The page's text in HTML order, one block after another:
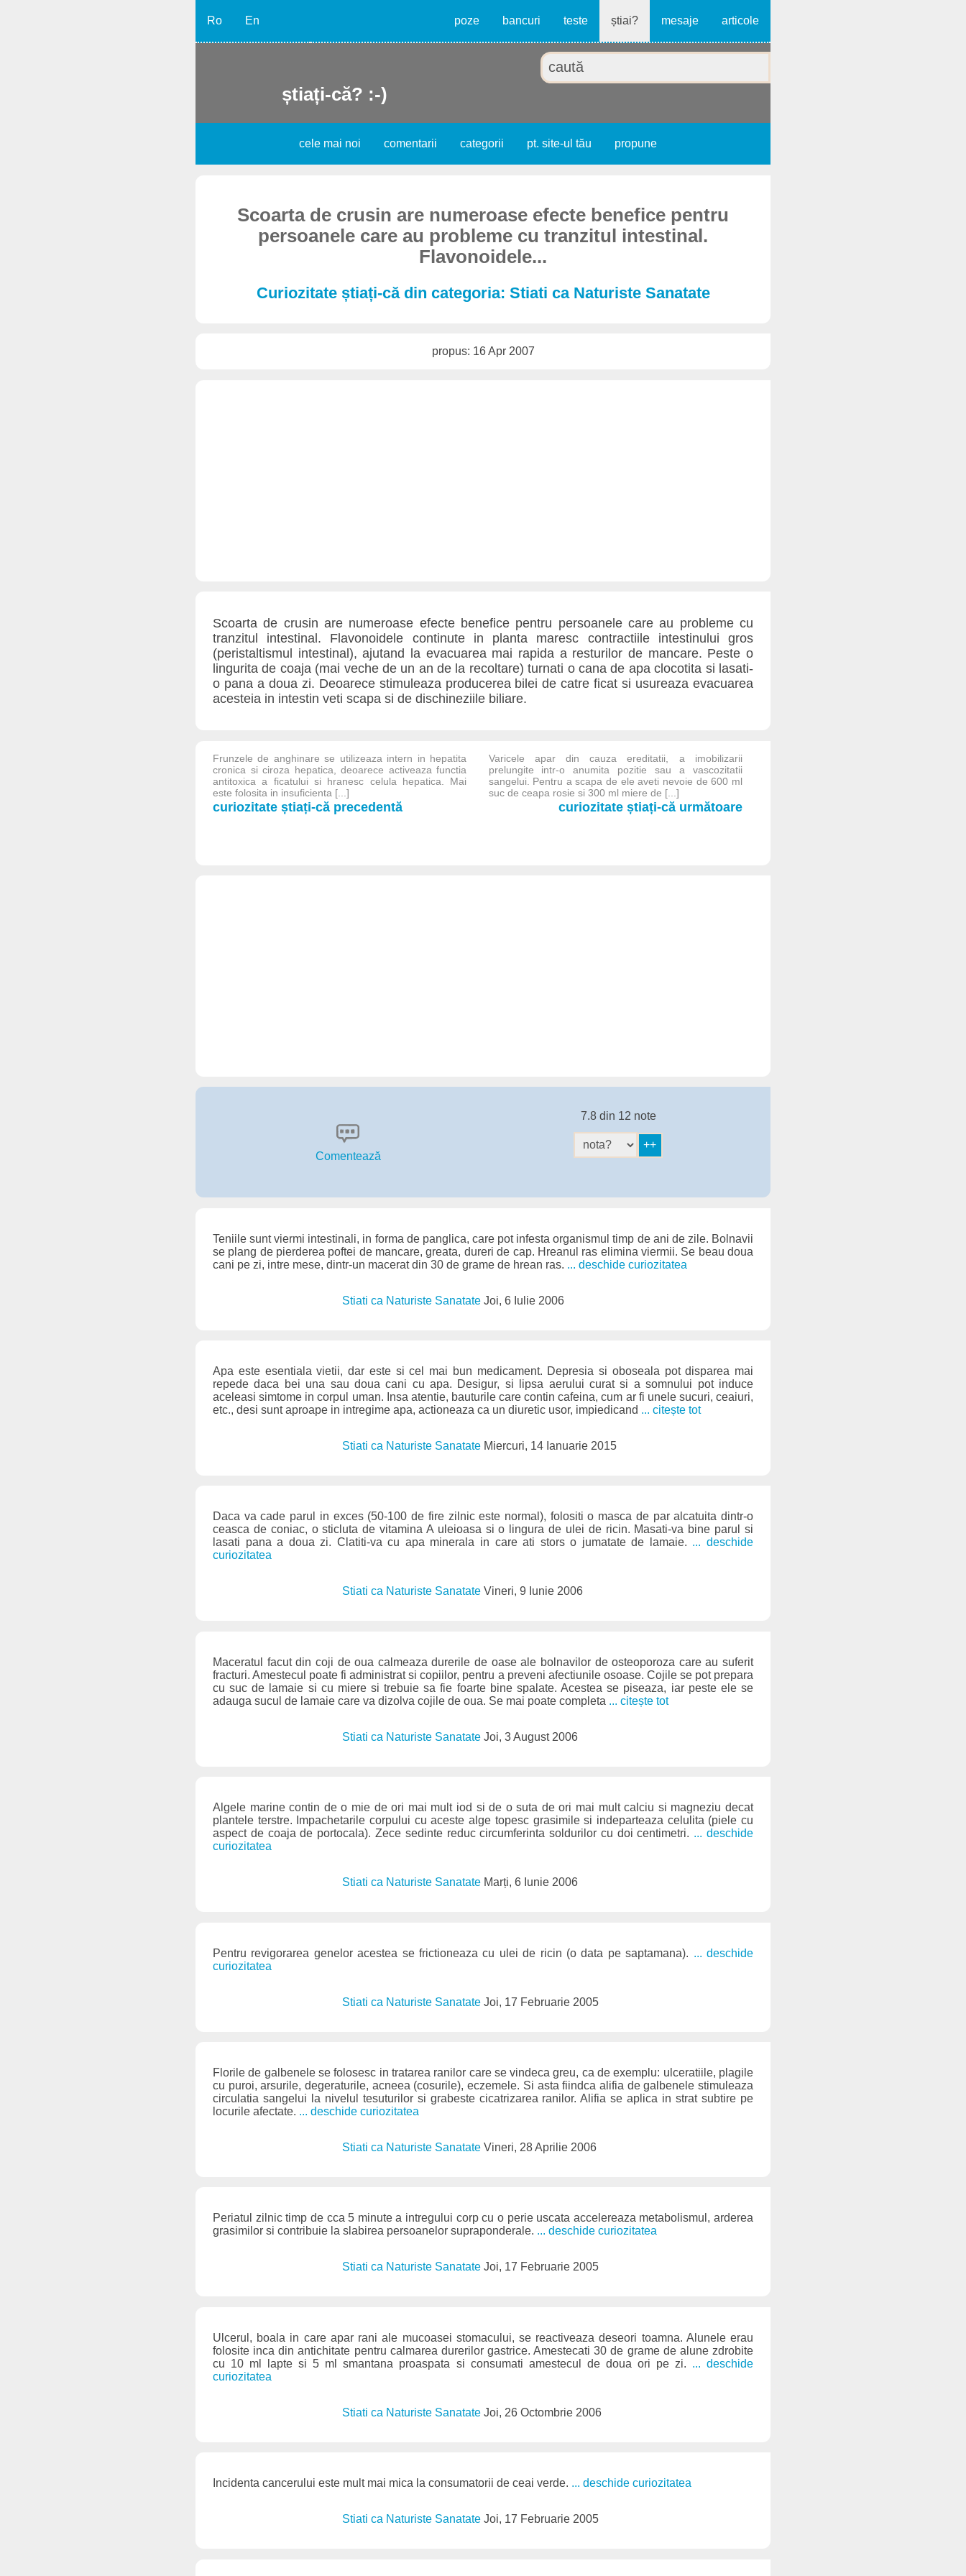
Ro En poze bancuri teste știai? mesaje articole
știați-că? :-)
cele mai noi comentarii categorii pt. site-ul tău propune
Scoarta de crusin are numeroase efecte benefice pentru
persoanele care au probleme cu tranzitul intestinal.
Flavonoidele...
Curiozitate știați-că din categoria: Stiati ca Naturiste Sanatate
propus: 16 Apr 2007
Scoarta de crusin are numeroase efecte benefice pentru persoanele care au probleme cu
tranzitul intestinal. Flavonoidele continute in planta maresc contractiile intestinului gros
(peristaltismul intestinal), ajutand la evacuarea mai rapida a resturilor de mancare. Peste o
lingurita de coaja (mai veche de un an de la recoltare) turnati o cana de apa clocotita si lasati-
o pana a doua zi. Deoarece stimuleaza producerea bilei de catre ficat si usureaza evacuarea
acesteia in intestin veti scapa si de dischineziile biliare.
Frunzele de anghinare se utilizeaza intern in hepatita
cronica si ciroza hepatica, deoarece activeaza functia
antitoxica a ficatului si hranesc celula hepatica. Mai
este folosita in insuficienta [...]
curiozitate știați-că precedentă
Varicele apar din cauza ereditatii, a imobilizarii
prelungite intr-o anumita pozitie sau a vascozitatii
sangelui. Pentru a scapa de ele aveti nevoie de 600 ml
suc de ceapa rosie si 300 ml miere de [...]
curiozitate știați-că următoare
Comentează
7.8 din 12 note
Teniile sunt viermi intestinali, in forma de panglica, care pot infesta organismul timp de ani de zile. Bolnavii
se plang de pierderea poftei de mancare, greata, dureri de cap. Hreanul ras elimina viermii. Se beau doua
cani pe zi, intre mese, dintr-un macerat din 30 de grame de hrean ras. ... deschide curiozitatea
Stiati ca Naturiste SanatateJoi, 6 Iulie 2006
Apa este esentiala vietii, dar este si cel mai bun medicament. Depresia si oboseala pot disparea mai
repede daca bei una sau doua cani cu apa. Desigur, si lipsa aerului curat si a somnului pot induce
aceleasi simtome in corpul uman. Insa atentie, bauturile care contin cafeina, cum ar fi unele sucuri, ceaiuri,
etc., desi sunt aproape in intregime apa, actioneaza ca un diuretic usor, impiedicand ... citește tot
Stiati ca Naturiste Sanatate Miercuri, 14 Ianuarie 2015
Daca va cade parul in exces (50-100 de fire zilnic este normal), folositi o masca de par alcatuita dintr-o
ceasca de coniac, o sticluta de vitamina A uleioasa si o lingura de ulei de ricin. Masati-va bine parul si
lasati pana a doua zi. Clatiti-va cu apa minerala in care ati stors o jumatate de lamaie. ... deschide
curiozitatea
Stiati ca Naturiste SanatateVineri, 9 Iunie 2006
Maceratul facut din coji de oua calmeaza durerile de oase ale bolnavilor de osteoporoza care au suferit
fracturi. Amestecul poate fi administrat si copiilor, pentru a preveni afectiunile osoase. Cojile se pot prepara
cu suc de lamaie si cu miere si trebuie sa fie foarte bine spalate. Acestea se piseaza, iar peste ele se
adauga sucul de lamaie care va dizolva cojile de oua. Se mai poate completa ... citește tot
Stiati ca Naturiste SanatateJoi, 3 August 2006
Algele marine contin de o mie de ori mai mult iod si de o suta de ori mai mult calciu si magneziu decat
plantele terstre. Impachetarile corpului cu aceste alge topesc grasimile si indeparteaza celulita (piele cu
aspect de coaja de portocala). Zece sedinte reduc circumferinta soldurilor cu doi centimetri. ... deschide
curiozitatea
Stiati ca Naturiste Sanatate Marți, 6 Iunie 2006
Pentru revigorarea genelor acestea se frictioneaza cu ulei de ricin (o data pe saptamana). ... deschide
curiozitatea
Stiati ca Naturiste SanatateJoi, 17 Februarie 2005
Florile de galbenele se folosesc in tratarea ranilor care se vindeca greu, ca de exemplu: ulceratiile, plagile
cu puroi, arsurile, degeraturile, acneea (cosurile), eczemele. Si asta fiindca alifia de galbenele stimuleaza
circulatia sangelui la nivelul tesuturilor si grabeste cicatrizarea ranilor. Alifia se aplica in strat subtire pe
locurile afectate. ... deschide curiozitatea
Stiati ca Naturiste SanatateVineri, 28 Aprilie 2006
Periatul zilnic timp de cca 5 minute a intregului corp cu o perie uscata accelereaza metabolismul, arderea
grasimilor si contribuie la slabirea persoanelor supraponderale. ... deschide curiozitatea
Stiati ca Naturiste SanatateJoi, 17 Februarie 2005
Ulcerul, boala in care apar rani ale mucoasei stomacului, se reactiveaza deseori toamna. Alunele erau
folosite inca din antichitate pentru calmarea durerilor gastrice. Amestecati 30 de grame de alune zdrobite
cu 10 ml lapte si 5 ml smantana proaspata si consumati amestecul de doua ori pe zi. ... deschide
curiozitatea
Stiati ca Naturiste SanatateJoi, 26 Octombrie 2006
Incidenta cancerului este mult mai mica la consumatorii de ceai verde. ... deschide curiozitatea
Stiati ca Naturiste SanatateJoi, 17 Februarie 2005